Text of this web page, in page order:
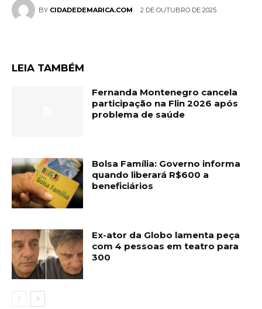
BY CIDADEDEMARICA.COM 2 DE OUTUBRO DE 2025
LEIA TAMBÉM
Fernanda Montenegro cancela
participação na Flin 2026 após
problema de saúde
Bolsa Família: Governo informa
quando liberará R$600 a
beneficiários
Ex-ator da Globo lamenta peça
com 4 pessoas em teatro para
300